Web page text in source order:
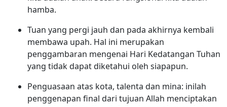
hamba.
Tuan yang pergi jauh dan pada akhirnya kembali
membawa upah. Hal ini merupakan
penggambaran mengenai Hari Kedatangan Tuhan
yang tidak dapat diketahui oleh siapapun.
Penguasaan atas kota, talenta dan mina: inilah
penggenapan final dari tujuan Allah menciptakan